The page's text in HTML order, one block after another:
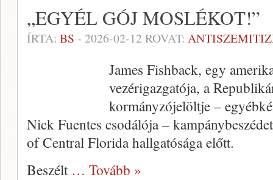
„EGYÉL GÓJ MOSLÉKOT!”
ÍRTA: BS - 2026-02-12 ROVAT:
James Fishback, egy
vezérigazgatója, a
kormányzójelöltje –
Nick Fuentes csodálója –
of Central Florida hallgatósága előtt.
Beszélt … Tovább »